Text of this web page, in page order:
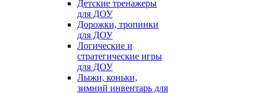
Детские тренажеры
для ДОУ
Дорожки, тропинки
для ДОУ
Логические и
стратегические игры
для ДОУ
Лыжи, коньки,
зимний инвентарь для